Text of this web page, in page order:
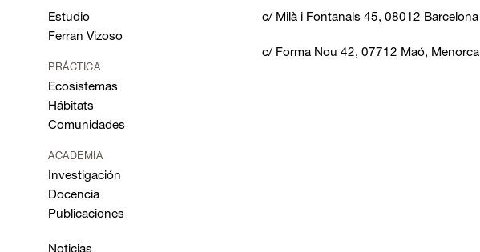
Estudio
Ferran Vizoso
PRÁCTICA
Ecosistemas
Hábitats
Comunidades
ACADEMIA
Investigación
Docencia
Publicaciones
Noticias
c/ Milà i Fontanals 45, 08012 Barcelona
c/ Forma Nou 42, 07712 Maó, Menorca